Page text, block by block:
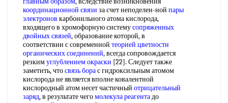
координационной связи за счет неподелен-ной пары
электронов карбонильного атома кислорода,
входящего в хромофорную системусопряженных
двойных связей, образование которой, в
соответствии с современной теорией цветности
органических соединений, всегда сопровождается
резкимуглублением окраски [22]. Следует также
заметить, чтосвязь борас гидроксильным атомом
кислорода не является вполне ковалентной
кислородный атом несет частичный отрицательный
заряд, в результате чегомолекула реагентадо